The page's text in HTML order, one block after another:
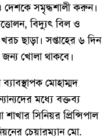
দেশকে সমৃদ্ধশালী করুন।
বিদ্যুৎ বিল ও
ছাড়া। সপ্তাহের ৬ দিন
খোলা থাকবে।
মোহাম্মদ
মধ্যে বক্তব্য
সিনিয়র প্রিন্সিপাল
চেয়ারম্যান মো.